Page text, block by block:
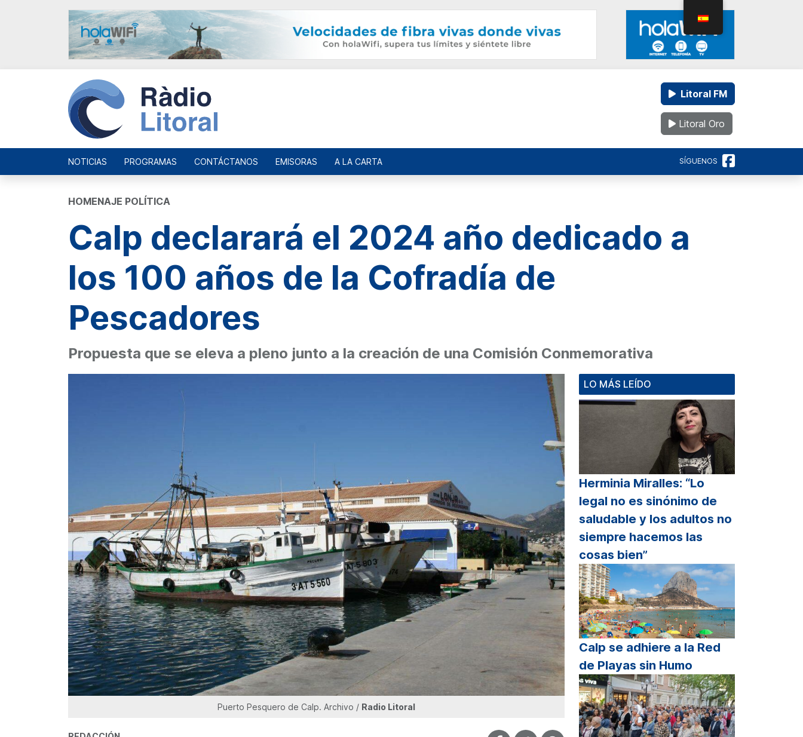
Litoral FM
Litoral Oro
NOTICIAS PROGRAMAS CONTÁCTANOS EMISORAS A LA CARTA SÍGUENOS
HOMENAJE POLÍTICA
Calp declarará el 2024 año dedicado a
los 100 años de la Cofradía de
Pescadores
Propuesta que se eleva a pleno junto a la creación de una Comisión Conmemorativa
Puerto Pesquero de Calp. Archivo / Radio Litoral
LO MÁS LEÍDO
Herminia Miralles: “Lo
legal no es sinónimo de
saludable y los adultos no
siempre hacemos las
cosas bien”
Calp se adhiere a la Red
de Playas sin Humo